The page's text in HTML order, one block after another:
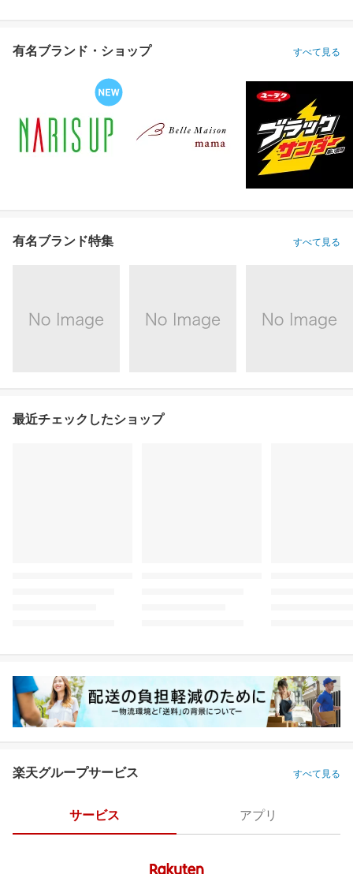
有名ブランド・ショップ すべて見る
有名ブランド特集 すべて見る
最近チェックしたショップ
楽天グループサービス すべて見る
サービス アプリ